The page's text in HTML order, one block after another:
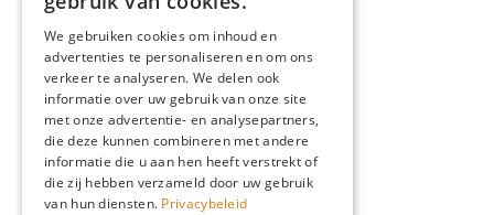
Producten
Advies
Blog
Giardino
Team
Dealers
ENGLISH
GERMAN
We gebruiken cookies om inhoud en
advertenties te personaliseren en om ons
verkeer te analyseren. We delen ook
informatie over uw gebruik van onze site
met onze advertentie- en analysepartners,
die deze kunnen combineren met andere
informatie die u aan hen heeft verstrekt of
die zij hebben verzameld door uw gebruik
van hun diensten. Privacybeleid